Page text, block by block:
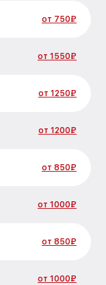
от 750₽
от 1550₽
от 1250₽
от 1200₽
от 850₽
от 1000₽
от 850₽
от 1000₽